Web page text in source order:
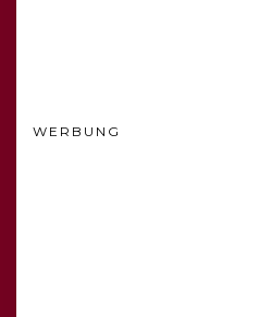
WERBUNG